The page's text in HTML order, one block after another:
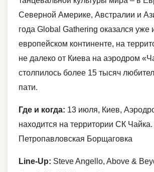
Северной Америке, Австралии и
года Global Gathering оказался уже
европейском континенте, на
не далеко от Киева на аэродром
столпилось более 15 тысяч
пати.
Где и когда: 13 июля, Киев,
находится на территории СК Чайка.
Петропавловская Борщаговка
Line-Up: Steve Angello, Above &